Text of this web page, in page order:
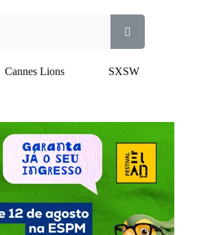
Cannes Lions SXSW